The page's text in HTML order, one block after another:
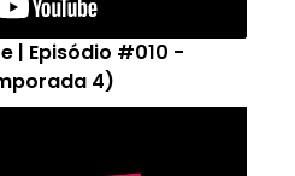
| Episódio #010 -
4)